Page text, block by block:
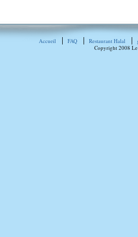
Accueil FAQ Restaurant Halal
Copyright 2008